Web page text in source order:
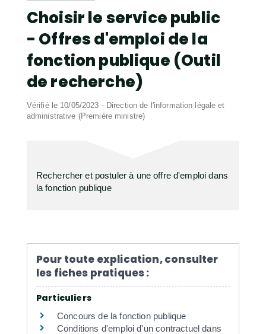
Choisir le service public
- Offres d'emploi de la
fonction publique (Outil
de recherche)
Vérifié le 10/05/2023 - Direction de l'information légale et
administrative (Première ministre)
Rechercher et postuler à une offre d'emploi dans
la fonction publique
Pour toute explication, consulter
les fiches pratiques :
Particuliers
Concours de la fonction publique
Conditions d'emploi d'un contractuel dans